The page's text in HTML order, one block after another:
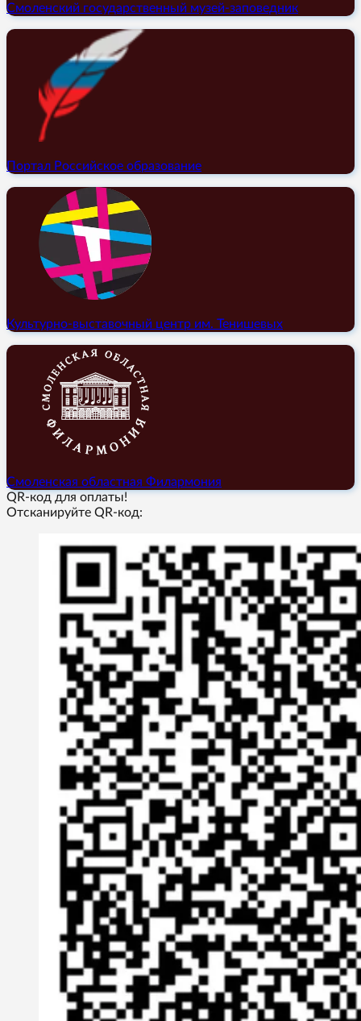
Смоленский государственный музей-заповедник
Портал Российское образование
Культурно-выставочный центр им. Тенишевых
Смоленская областная Филармония
QR-код для оплаты!
Отсканируйте QR-код: